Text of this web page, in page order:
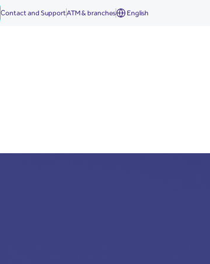
English
ATM & branches
Contact and Support